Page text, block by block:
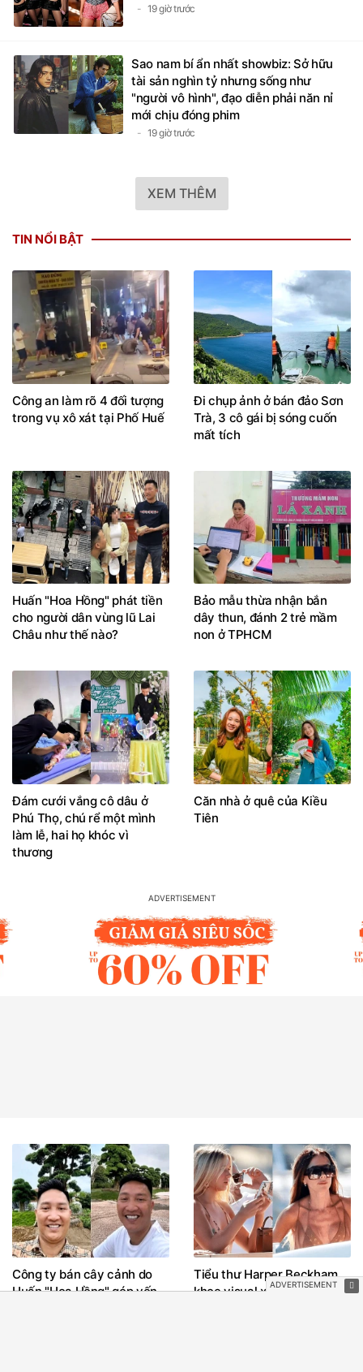
19 giờ trước
Sao nam bí ẩn nhất showbiz: Sở hữu
tài sản nghìn tỷ nhưng sống như
"người vô hình", đạo diễn phải năn nỉ
mới chịu đóng phim
19 giờ trước
XEM THÊM
TIN NỔI BẬT
Công an làm rõ 4 đối tượng
trong vụ xô xát tại Phố Huế
Đi chụp ảnh ở bán đảo Sơn
Trà, 3 cô gái bị sóng cuốn
mất tích
Huấn "Hoa Hồng" phát tiền
cho người dân vùng lũ Lai
Châu như thế nào?
Bảo mẫu thừa nhận bắn
dây thun, đánh 2 trẻ mầm
non ở TPHCM
Đám cưới vắng cô dâu ở
Phú Thọ, chú rể một mình
làm lễ, hai họ khóc vì
thương
Căn nhà ở quê của Kiều
Tiên
Công ty bán cây cảnh do
Huấn "Hoa Hồng" góp vốn
Tiểu thư Harper Beckham
khoe visual xinh đẹp, thanh